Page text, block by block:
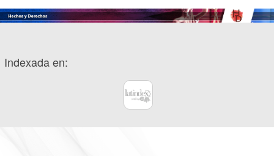
Indexada en: